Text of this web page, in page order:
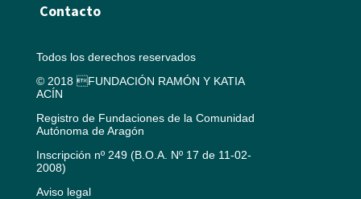
Contacto
Todos los derechos reservados
© 2018 FUNDACIÓN RAMÓN Y KATIA
ACÍN
Registro de Fundaciones de la Comunidad
Autónoma de Aragón
Inscripción nº 249 (B.O.A. Nº 17 de 11-02-
2008)
Aviso legal